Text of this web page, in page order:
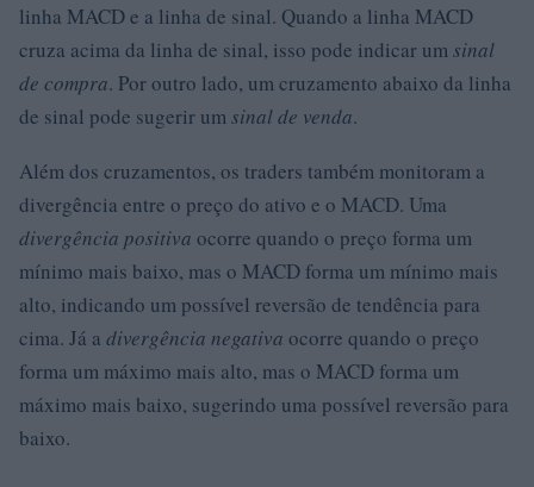
linha MACD e a linha de sinal. Quando a linha MACD
cruza acima da linha de sinal, isso pode indicar umsinal
de compra. Por outro lado, um cruzamento abaixo da linha
de sinal pode sugerir umsinal de venda.
Além dos cruzamentos, os traders também monitoram a
divergência entre o preço do ativo e o MACD. Uma
divergência positiva ocorre quando o preço forma um
mínimo mais baixo, mas o MACD forma um mínimo mais
alto, indicando um possível reversão de tendência para
cima. Já a divergência negativa ocorre quando o preço
forma um máximo mais alto, mas o MACD forma um
máximo mais baixo, sugerindo uma possível reversão para
baixo.